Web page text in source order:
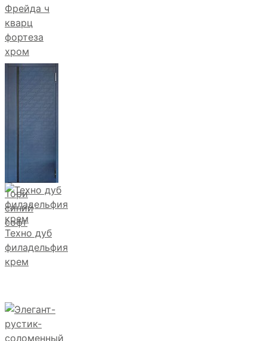
Фрейда ч
кварц
фортеза
хром
Тори
синий
софт
Техно дуб
филадельфия
крем